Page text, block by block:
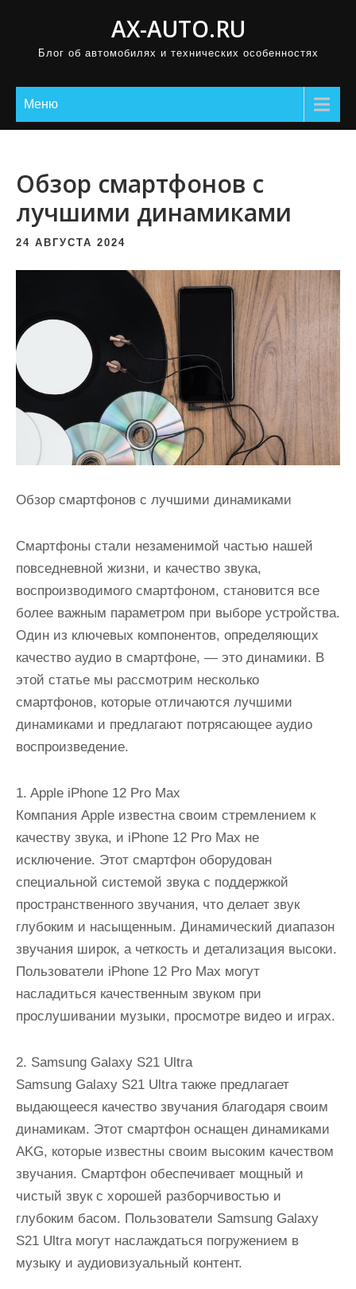
AX-AUTO.RU
Блог об автомобилях и технических особенностях
Меню
Обзор смартфонов с
лучшими динамиками
24 АВГУСТА 2024
Обзор смартфонов с лучшими динамиками
Смартфоны стали незаменимой частью нашей
повседневной жизни, и качество звука,
воспроизводимого смартфоном, становится все
более важным параметром при выборе устройства.
Один из ключевых компонентов, определяющих
качество аудио в смартфоне, — это динамики. В
этой статье мы рассмотрим несколько
смартфонов, которые отличаются лучшими
динамиками и предлагают потрясающее аудио
воспроизведение.
1. Apple iPhone 12 Pro Max
Компания Apple известна своим стремлением к
качеству звука, и iPhone 12 Pro Max не
исключение. Этот смартфон оборудован
специальной системой звука с поддержкой
пространственного звучания, что делает звук
глубоким и насыщенным. Динамический диапазон
звучания широк, а четкость и детализация высоки.
Пользователи iPhone 12 Pro Max могут
насладиться качественным звуком при
прослушивании музыки, просмотре видео и играх.
2. Samsung Galaxy S21 Ultra
Samsung Galaxy S21 Ultra также предлагает
выдающееся качество звучания благодаря своим
динамикам. Этот смартфон оснащен динамиками
AKG, которые известны своим высоким качеством
звучания. Смартфон обеспечивает мощный и
чистый звук с хорошей разборчивостью и
глубоким басом. Пользователи Samsung Galaxy
S21 Ultra могут наслаждаться погружением в
музыку и аудиовизуальный контент.